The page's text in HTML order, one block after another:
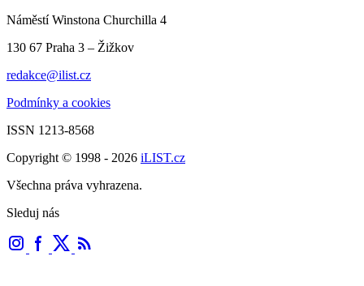
Náměstí Winstona Churchilla 4
130 67 Praha 3 – Žižkov
redakce@ilist.cz
Podmínky a cookies
ISSN 1213-8568
Copyright © 1998 - 2026 iLIST.cz
Všechna práva vyhrazena.
Sleduj nás